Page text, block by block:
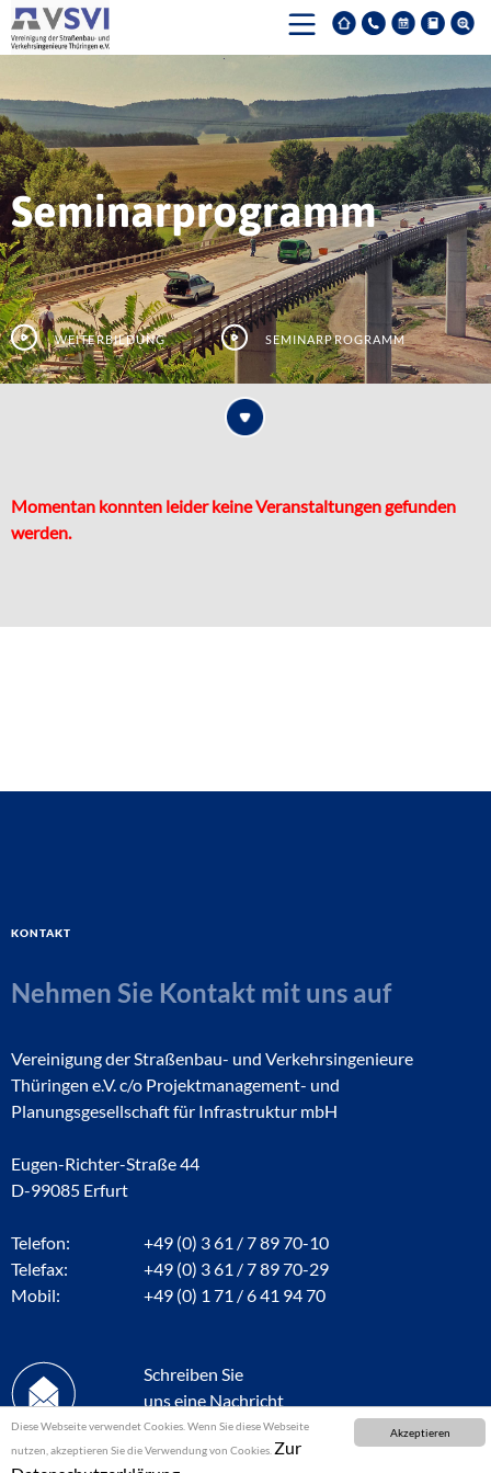
Akzeptieren
Diese Webseite verwendet Cookies. Wenn Sie diese Webseite
nutzen, akzeptieren Sie die Verwendung von Cookies. Zur
Seminarprogramm
Weiterbildung Seminarprogramm
Momentan konnten leider keine Veranstaltungen gefunden
werden.
Kontakt
Nehmen Sie Kontakt mit uns auf
Vereinigung der Straßenbau- und Verkehrsingenieure
Thüringen e.V. c/o Projektmanagement- und
Planungsgesellschaft für Infrastruktur mbH
Eugen-Richter-Straße 44
D-99085 Erfurt
Telefon:
+49 (0) 3 61 / 7 89 70-10
Telefax:
+49 (0) 3 61 / 7 89 70-29
Mobil:
+49 (0) 1 71 / 6 41 94 70
Schreiben Sie
uns eine Nachricht